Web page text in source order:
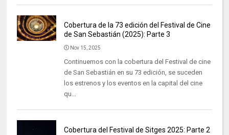
Cobertura de la 73 edición del Festival de Cine
de San Sebastián (2025): Parte 3
Nov 15, 2025
Continuemos con la cobertura del Festival de cine
de San Sebastián en su 73 edición, se suceden
los estrenos y los eventos en la capital del cine
qu...
Cobertura del Festival de Sitges 2025: Parte 2